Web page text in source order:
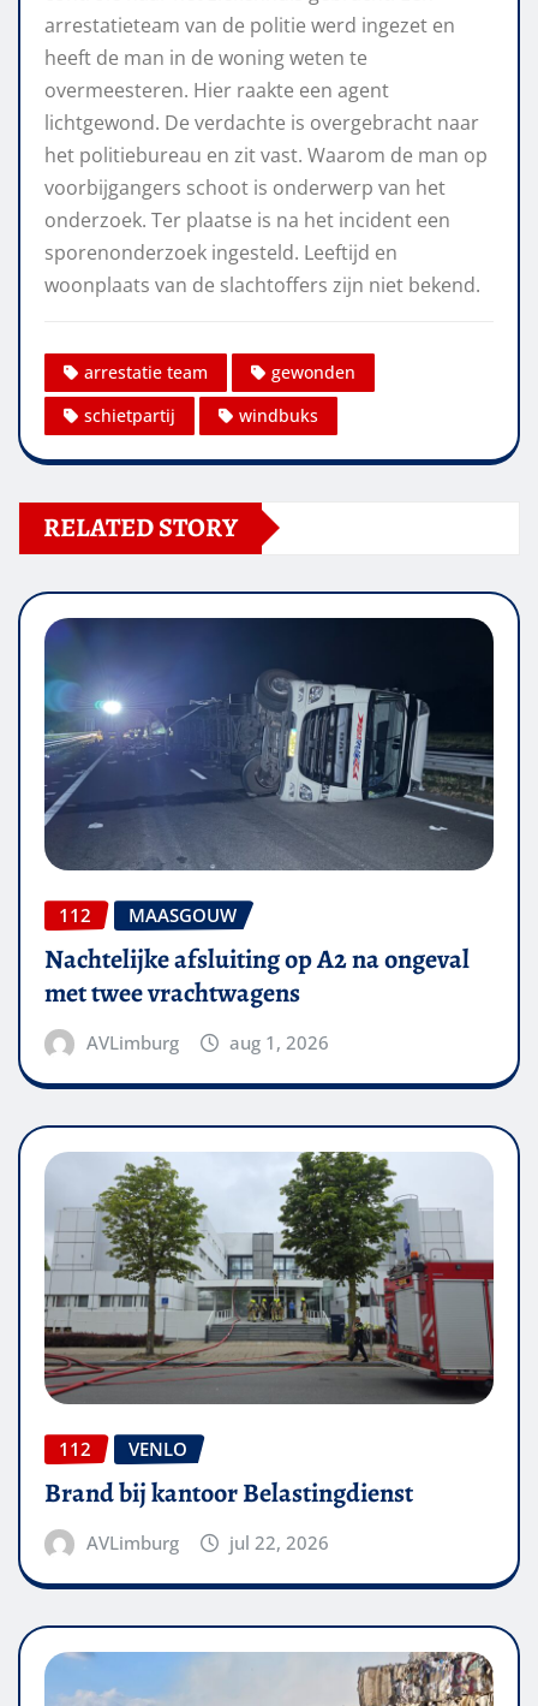
arrestatieteam van de politie werd ingezet en
heeft de man in de woning weten te
overmeesteren. Hier raakte een agent
lichtgewond. De verdachte is overgebracht naar
het politiebureau en zit vast. Waarom de man op
voorbijgangers schoot is onderwerp van het
onderzoek. Ter plaatse is na het incident een
sporenonderzoek ingesteld. Leeftijd en
woonplaats van de slachtoffers zijn niet bekend.
arrestatie team
gewonden
schietpartij
windbuks
RELATED STORY
112 MAASGOUW
Nachtelijke afsluiting op A2 na ongeval
met twee vrachtwagens
AVLimburg aug 1, 2026
112 VENLO
Brand bij kantoor Belastingdienst
AVLimburg jul 22, 2026